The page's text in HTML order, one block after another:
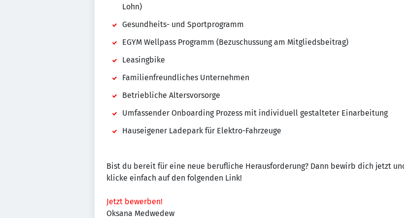
Lohn)
Gesundheits- und Sportprogramm
EGYM Wellpass Programm (Bezuschussung am Mitgliedsbeitrag)
Leasingbike
Familienfreundliches Unternehmen
Betriebliche Altersvorsorge
Umfassender Onboarding Prozess mit individuell gestalteter Einarbeitung
Hauseigener Ladepark für Elektro-Fahrzeuge
Bist du bereit für eine neue berufliche Herausforderung? Dann bewirb dich jetzt
klicke einfach auf den folgenden Link!
Jetzt bewerben!
Oksana Medwedew